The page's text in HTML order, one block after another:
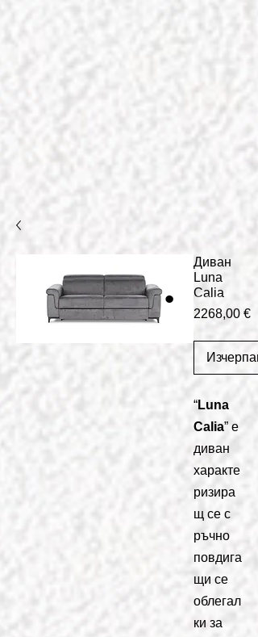
Диван
Luna
Calia
2268,00 €
“Luna
Calia” е
диван
характе
ризира
щ се с
ръчно
повдига
щи се
облегал
ки за